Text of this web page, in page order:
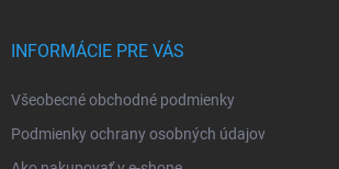
INFORMÁCIE PRE VÁS
Všeobecné obchodné podmienky
Podmienky ochrany osobných údajov